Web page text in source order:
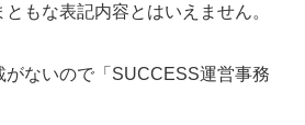
もな表記内容とはいえません。
がないので「SUCCESS運営事務